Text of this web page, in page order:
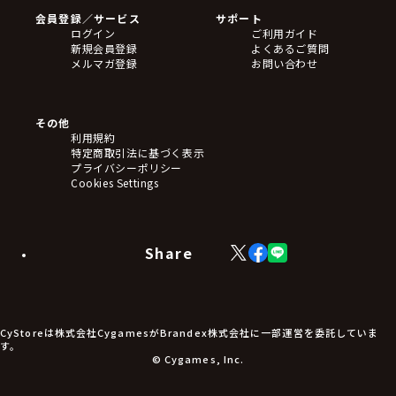
会員登録／サービス
ログイン
新規会員登録
メルマガ登録
サポート
ご利用ガイド
よくあるご質問
お問い合わせ
その他
利用規約
特定商取引法に基づく表示
プライバシーポリシー
Cookies Settings
Share
X
(Twitter)
Facebook
LINE
CyStoreは株式会社CygamesがBrandex株式会社に一部運営を委託していま
す。
© Cygames, Inc.